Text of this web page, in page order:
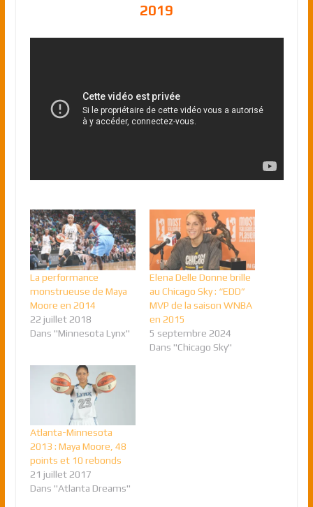
2019
La performance
monstrueuse de Maya
Moore en 2014
22 juillet 2018
Dans "Minnesota Lynx"
Elena Delle Donne brille
au Chicago Sky : “EDD”
MVP de la saison WNBA
en 2015
5 septembre 2024
Dans "Chicago Sky"
Atlanta-Minnesota
2013 : Maya Moore, 48
points et 10 rebonds
21 juillet 2017
Dans "Atlanta Dreams"